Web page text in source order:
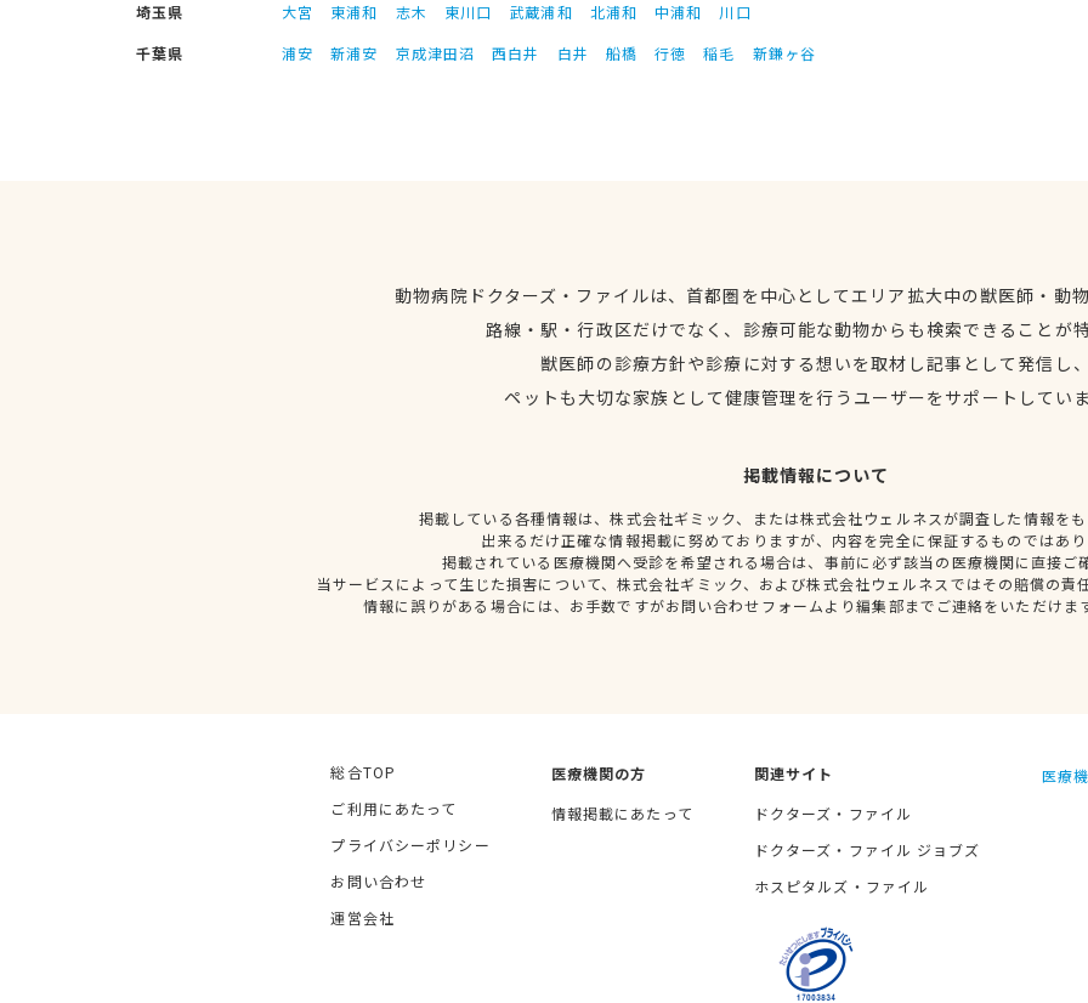
埼玉県
大宮 東浦和 志木 東川口 武蔵浦和 北浦和 中浦和
川口
千葉県
浦安 新浦安 京成津田沼 西白井 白井 船橋 行徳 稲毛 新鎌ヶ谷
動物病院ドクターズ・ファイルは、首都圏を中心としてエリア拡大中の獣医師・動
路線・駅・行政区だけでなく、診療可能な動物からも検索できることが
獣医師の診療方針や診療に対する想いを取材し記事として発信し
ペットも大切な家族として健康管理を行うユーザーをサポートしてい
掲載情報について
掲載している各種情報は、株式会社ギミック、または株式会社ウェルネスが調査した情報を
出来るだけ正確な情報掲載に努めておりますが、内容を完全に保証するものではあ
掲載されている医療機関へ受診を希望される場合は、事前に必ず該当の医療機関に直接ご
当サービスによって生じた損害について、株式会社ギミック、および株式会社ウェルネスではその賠償の責
情報に誤りがある場合には、お手数ですがお問い合わせフォームより編集部までご連絡をいただけま
総合TOP
ご利用にあたって
プライバシーポリシー
お問い合わせ
運営会社
医療機関の方
情報掲載にあたって
関連サイト
ドクターズ・ファイル
ドクターズ・ファイル ジョブズ
ホスピタルズ・ファイル
医療